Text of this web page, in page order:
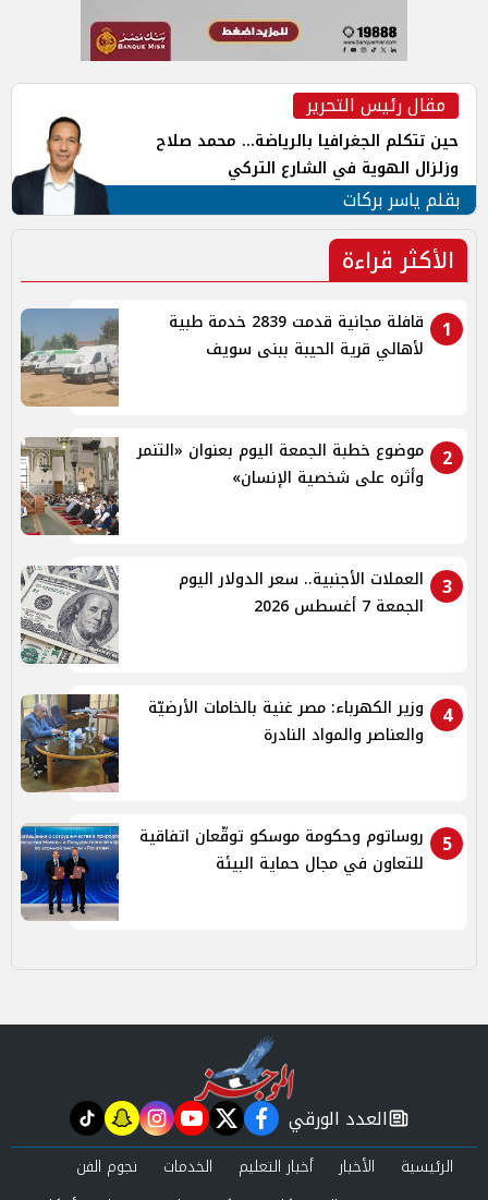
مقال رئيس التحرير
حين تتكلم الجغرافيا بالرياضة... محمد صلاح
وزلزال الهوية في الشارع التركي
بقلم ياسر بركات
الأكثر قراءة
1
قافلة مجانية قدمت 2839 خدمة طبية
لأهالي قرية الحيبة ببنى سويف
2
موضوع خطبة الجمعة اليوم بعنوان «التنمر
وأثره على شخصية الإنسان»
3
العملات الأجنبية.. سعر الدولار اليوم
الجمعة 7 أغسطس 2026
4
وزير الكهرباء: مصر غنية بالخامات الأرضيّة
والعناصر والمواد النادرة
5
روساتوم وحكومة موسكو توقّعان اتفاقية
للتعاون في مجال حماية البيئة
newspaper
العدد الورقي facebook
twitter
youtube
instagram
snapchat
tiktok
الرئيسية الأخبار أخبار التعليم الخدمات
نجوم الفن